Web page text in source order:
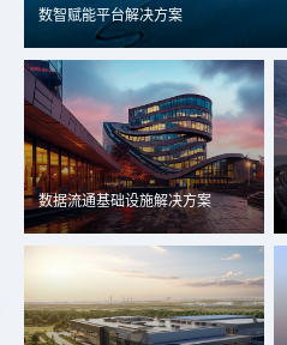
数智赋能平台解决方案
数据流通基础设施解决方案